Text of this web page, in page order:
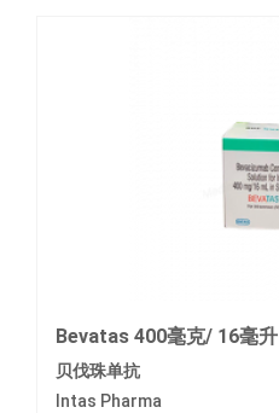
Bevatas 400毫克/ 16毫升
贝伐珠单抗
Intas Pharma